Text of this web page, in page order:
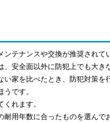
テナンスや交換が推奨されて
安全面以外に防犯上でも大き
家を比べたとき、防犯対策を
です。
れます。
用年数に合ったものを選んで